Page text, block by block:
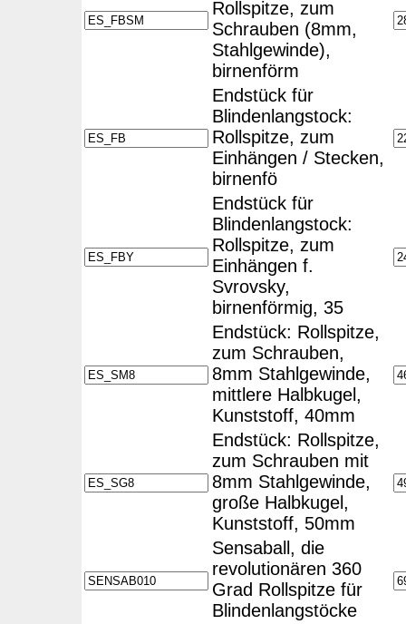
Rollspitze, zum
Schrauben (8mm,
Stahlgewinde),
birnenförm
Endstück für
Blindenlangstock:
Rollspitze, zum
Einhängen / Stecken,
birnenfö
Endstück für
Blindenlangstock:
Rollspitze, zum
Einhängen f.
Svrovsky,
birnenförmig, 35
Endstück: Rollspitze,
zum Schrauben,
8mm Stahlgewinde,
mittlere Halbkugel,
Kunststoff, 40mm
Endstück: Rollspitze,
zum Schrauben mit
8mm Stahlgewinde,
große Halbkugel,
Kunststoff, 50mm
Sensaball, die
revolutionären 360
Grad Rollspitze für
Blindenlangstöcke